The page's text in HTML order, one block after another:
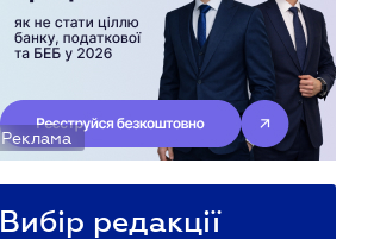
Реклама
Вибір редакції